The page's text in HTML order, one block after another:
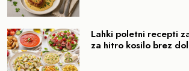
Lahki poletni recepti
za hitro kosilo brez